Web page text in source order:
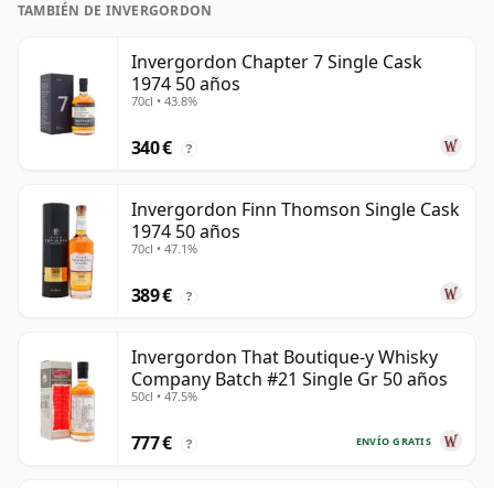
TAMBIÉN DE INVERGORDON
Invergordon Chapter 7 Single Cask
1974 50 años
70cl • 43.8%
340 € ?
Invergordon Finn Thomson Single Cask
1974 50 años
70cl • 47.1%
389 € ?
Invergordon That Boutique-y Whisky
Company Batch #21 Single Gr 50 años
50cl • 47.5%
ENVÍO GRATIS
777 € ?